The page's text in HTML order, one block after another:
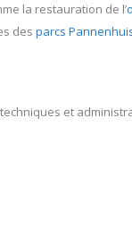
la restauration de l’
desparcs
et